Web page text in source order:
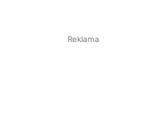
Reklama